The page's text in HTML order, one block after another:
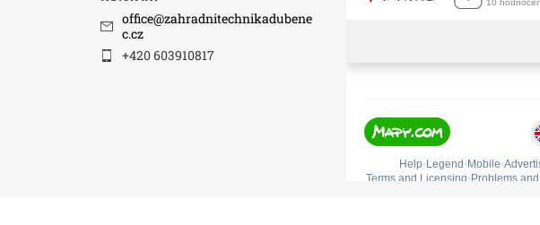
office@zahradnitechnikadubene
c.cz
+420 603910817